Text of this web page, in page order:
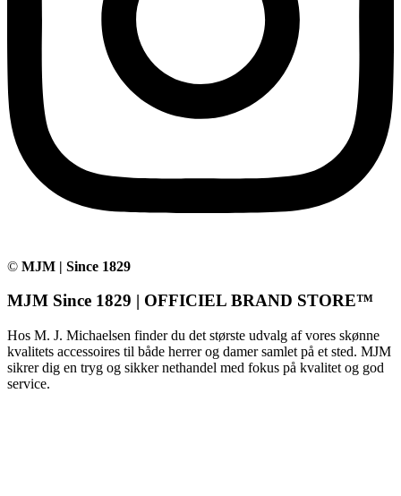
© MJM | Since 1829
MJM Since 1829 | OFFICIEL BRAND STORE™
Hos M. J. Michaelsen finder du det største udvalg af vores skønne
kvalitets accessoires til både herrer og damer samlet på et sted. MJM
sikrer dig en tryg og sikker nethandel med fokus på kvalitet og god
service.